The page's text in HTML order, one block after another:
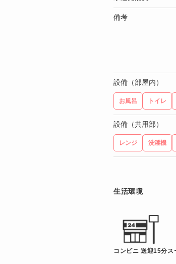
備考
設備（部屋内）
お風呂 トイレ
設備（共用部）
レンジ 洗濯機
生活環境
コンビニ 送迎15分ス